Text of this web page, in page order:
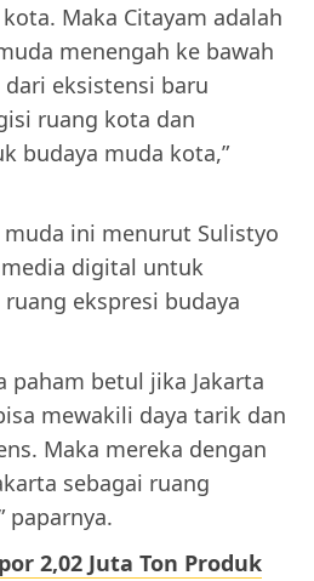
Maka Citayam adalah
menengah ke bawah
eksistensi baru
ruang kota dan
budaya muda kota,”
ini menurut Sulistyo
digital untuk
ekspresi budaya
paham betul jika Jakarta
mewakili daya tarik dan
Maka mereka dengan
sebagai ruang
paparnya.
2,02 Juta Ton Produk